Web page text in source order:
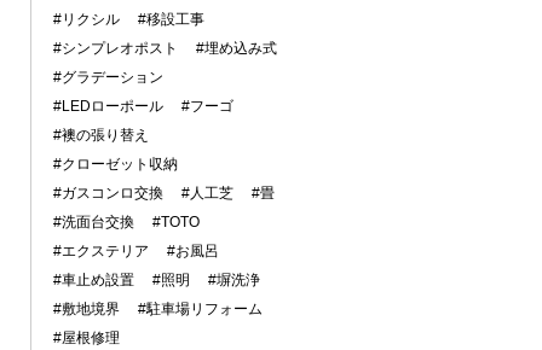
#リクシル
#移設工事
#シンプレオポスト
#埋め込み式
#グラデーション
#LEDローポール
#フーゴ
#襖の張り替え
#クローゼット収納
#ガスコンロ交換
#人工芝
#畳
#洗面台交換
#TOTO
#エクステリア
#お風呂
#車止め設置
#照明
#塀洗浄
#敷地境界
#駐車場リフォーム
#屋根修理